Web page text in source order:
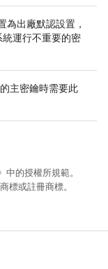
為出廠默認設置，
運行不重要的密
主密鑰時需要此
中的授權所規範。
標或註冊商標。